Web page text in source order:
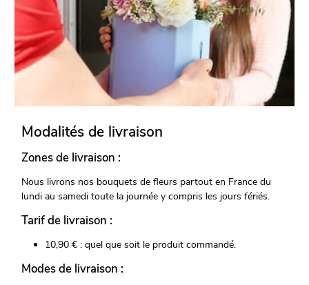
Modalités de livraison
Zones de livraison :
Nous livrons nos bouquets de fleurs partout en France du
lundi au samedi toute la journée y compris les jours fériés.
Tarif de livraison :
10,90 € : quel que soit le produit commandé.
Modes de livraison :